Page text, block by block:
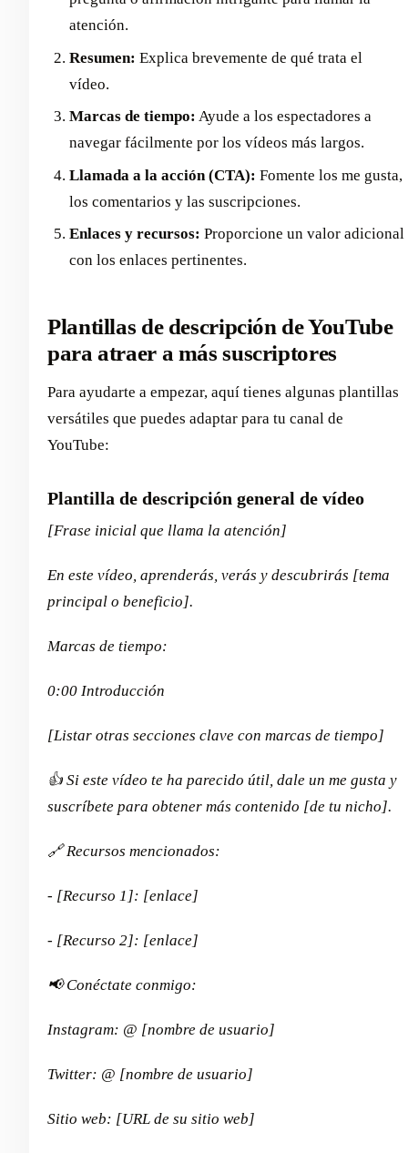
atención.
Resumen: Explica brevemente de qué trata el
vídeo.
Marcas de tiempo: Ayude a los espectadores a
navegar fácilmente por los vídeos más largos.
Llamada a la acción (CTA): Fomente los me gusta,
los comentarios y las suscripciones.
Enlaces y recursos: Proporcione un valor adicional
con los enlaces pertinentes.
Plantillas de descripción de YouTube
para atraer a más suscriptores
Para ayudarte a empezar, aquí tienes algunas plantillas
versátiles que puedes adaptar para tu canal de
YouTube:
Plantilla de descripción general de vídeo
[Frase inicial que llama la atención]
En este vídeo, aprenderás, verás y descubrirás [tema
principal o beneficio].
Marcas de tiempo:
0:00 Introducción
[Listar otras secciones clave con marcas de tiempo]
👍 Si este vídeo te ha parecido útil, dale un me gusta y
suscríbete para obtener más contenido [de tu nicho].
🔗 Recursos mencionados:
- [Recurso 1]: [enlace]
- [Recurso 2]: [enlace]
📢 Conéctate conmigo:
Instagram: @ [nombre de usuario]
Twitter: @ [nombre de usuario]
Sitio web: [URL de su sitio web]